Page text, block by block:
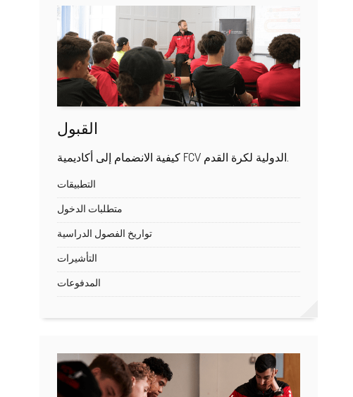
القبول
كيفية الانضمام إلى أكاديمية FCV الدولية لكرة القدم.
التطبيقات
متطلبات الدخول
تواريخ الفصول الدراسية
التأشيرات
المدفوعات